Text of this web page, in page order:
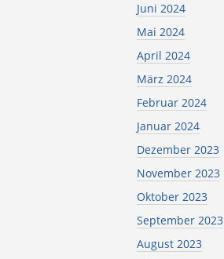
Juni 2024
Mai 2024
April 2024
März 2024
Februar 2024
Januar 2024
Dezember 2023
November 2023
Oktober 2023
September 2023
August 2023